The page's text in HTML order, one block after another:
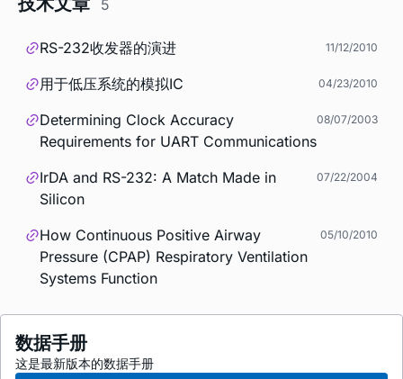
5
RS-232收发器的演进 11/12/2010
用于低压系统的模拟IC 04/23/2010
Determining Clock Accuracy
Requirements for UART Communications
08/07/2003
IrDA and RS-232: A Match Made in
Silicon
07/22/2004
How Continuous Positive Airway
Pressure (CPAP) Respiratory Ventilation
Systems Function
05/10/2010
数据手册
这是最新版本的数据手册